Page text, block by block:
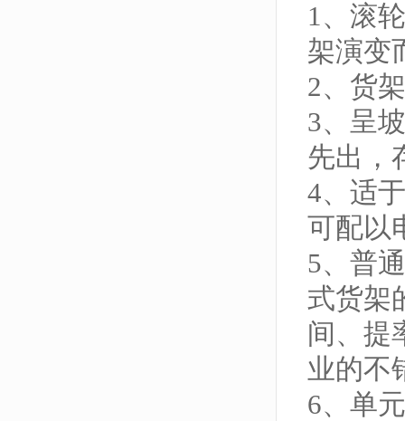
1、滚
架演变
2、货
3、呈
先出，
4、适
可配以
5、普
式货架
间、提
业的不
6、单